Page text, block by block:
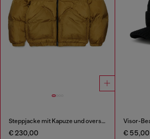
Steppjacke mit Kapuze und oversized Taschen
€ 230,00 € 55,00